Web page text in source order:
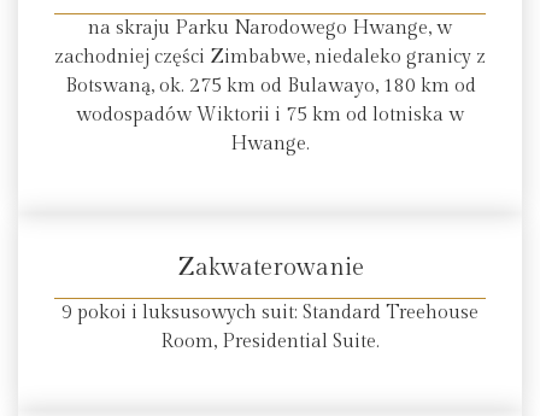
na skraju Parku Narodowego Hwange, w
zachodniej części Zimbabwe, niedaleko granicy z
Botswaną, ok. 275 km od Bulawayo, 180 km od
wodospadów Wiktorii i 75 km od lotniska w
Hwange.
Zakwaterowanie
9 pokoi i luksusowych suit: Standard Treehouse
Room, Presidential Suite.